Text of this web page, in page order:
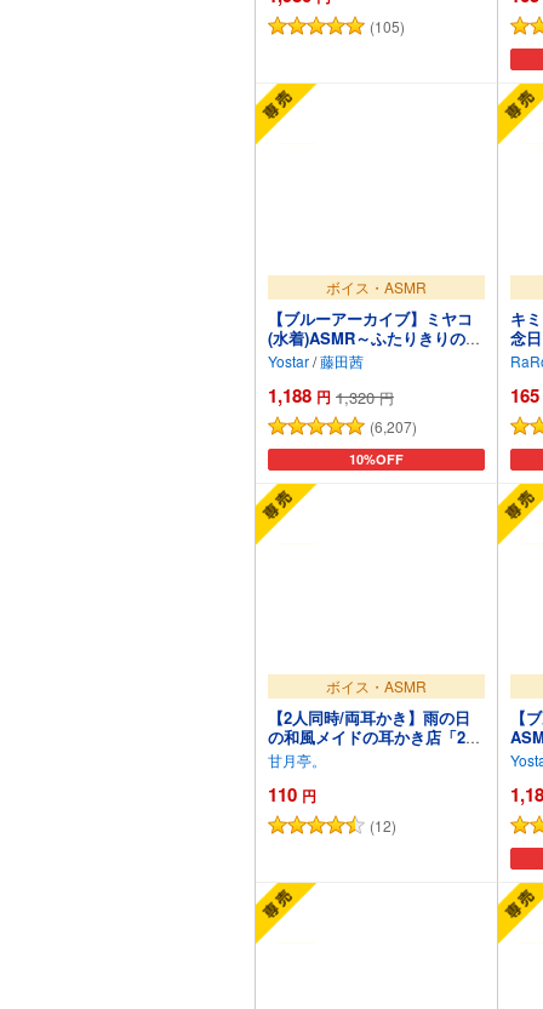
(105)
ボイス・ASMR
【ブルーアーカイブ】ミヤコ
(水着)ASMR～ふたりきりの島
でおはようを。～
Yostar/藤田茜
1,188 円 1,320 円
(6,207)
10%OFF
カートに追加
キ
念
ス
恵
165
ボイス・ASMR
【2人同時/両耳かき】雨の日
の和風メイドの耳かき店「2人
で担当します。」【耳かき
ASMR】
甘月亭。
110 円
(12)
【
ぐ